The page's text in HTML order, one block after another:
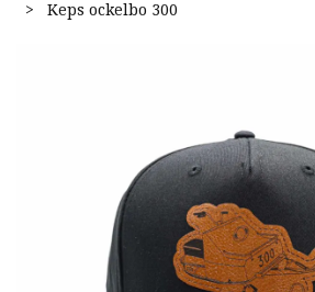
Keps ockelbo 300